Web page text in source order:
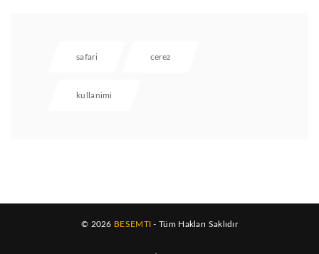
safari cerez
kullanimi
© 2026 BESEMTI - Tüm Hakları Saklıdır